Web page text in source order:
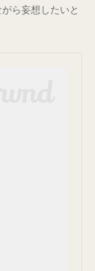
ら妄想したいと